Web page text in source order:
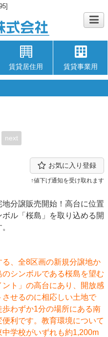
賃貸居住用 賃貸事業用
next
お気に入り登録
↑値下げ通知を受け取れます
分譲販売開始！高台に位置
ル「桜島」を取り込める開
、全8区画の新規分譲地か
シンボルである桜島を望む
ト」の高台にあり、開放感
せるのに相応しい土地で
わずか1分の場所にある南
利です。教育環境について
学校がいずれも約1,200m